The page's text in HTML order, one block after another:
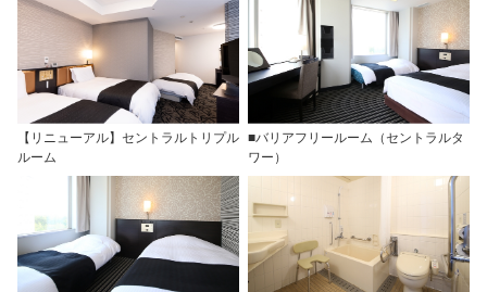
【リニューアル】セントラルトリプル
ルーム
■バリアフリールーム（セントラルタ
ワー）